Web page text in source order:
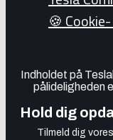
🍪
Indholdet på
pålideligheden
Hold dig
Tilmeld dig